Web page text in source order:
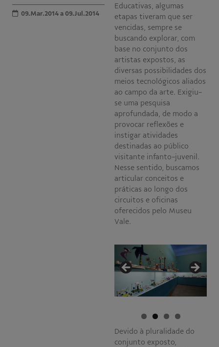
09.Mar.2014 a 09.Jul.2014
Educativas, algumas
etapas tiveram que ser
vencidas, sempre se
buscando explorar, com
base no conjunto dos
artistas expostos, as
diversas possibilidades dos
meios tecnológicos aliados
ao campo da arte. Exigiu-
se uma pesquisa
aprofundada, de modo a
provocar reflexões e
instigar atividades
destinadas ao público
visitante infanto-juvenil.
Nesse sentido, buscamos
articular conceitos e
práticas ao longo dos
circuitos e oficinas
oferecidos pelo Museu
Vale.
Devido à pluralidade do
conjunto exposto,